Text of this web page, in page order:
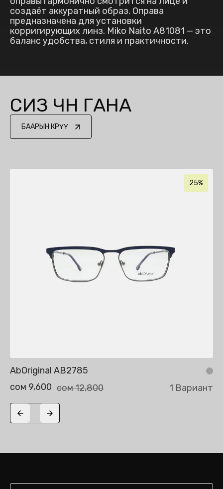
создаёт аккуратный образ. Оправа
предназначена для установки
корригирующих линз. Miko Naito A81081 — это
баланс удобства, стиля и практичности.
СИЗ ҮЧҮН ГАНА
БААРЫН КӨРҮҮ
25%
AbOriginal AB2785
сом 9,600 сом 12,800 1 Вариант
Previous slide
Next slide